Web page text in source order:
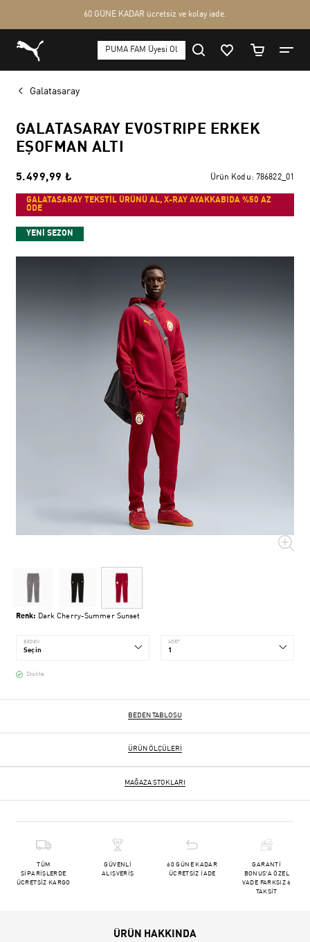
Galatasaray
GALATASARAY EVOSTRIPE ERKEK
EŞOFMAN ALTI
5.499,99 ₺ Ürün Kodu: 786822_01
GALATASARAY TEKSTİL ÜRÜNÜ AL, X-RAY AYAKKABIDA %50 AZ
ÖDE
YENİ SEZON
Renk: Dark Cherry-Summer Sunset
BEDEN ADET
Stokta
BEDEN TABLOSU
ÜRÜN ÖLÇÜLERI
MAĞAZA STOKLARI
TÜM
SİPARİŞLERDE
ÜCRETSİZ KARGO
GÜVENLİ
ALIŞVERİŞ
60 GÜNE KADAR
ÜCRETSİZ İADE
GARANTİ
BONUS'A ÖZEL
VADE FARKSIZ 6
TAKSİT
ÜRÜN HAKKINDA